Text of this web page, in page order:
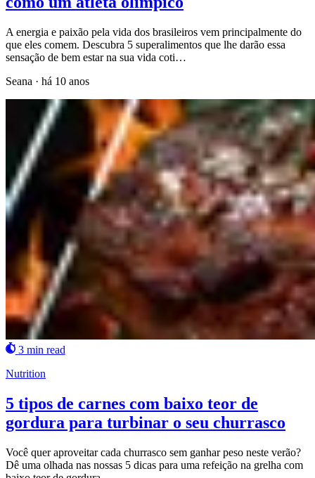
A energia e paixão pela vida dos brasileiros vem principalmente do
que eles comem. Descubra 5 superalimentos que lhe darão essa
sensação de bem estar na sua vida coti…
Seana · há 10 anos
3 min read
Nutrition
5 tipos de carnes com baixo teor de
gordura para turbinar o seu churrasco
Você quer aproveitar cada churrasco sem ganhar peso neste verão?
Dê uma olhada nas nossas 5 dicas para uma refeição na grelha com